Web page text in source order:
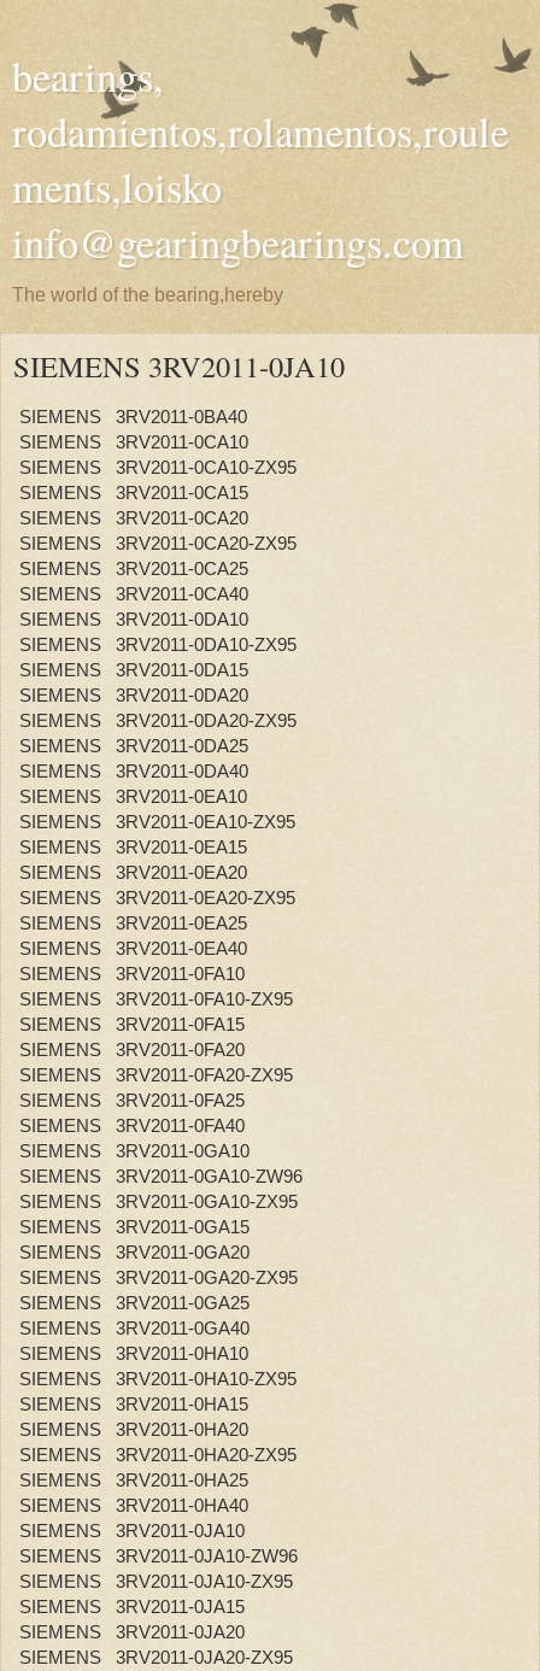
bearings,
rodamientos,rolamentos,roule
ments,loisko
info@gearingbearings.com
The world of the bearing,hereby
SIEMENS 3RV2011-0JA10
SIEMENS 3RV2011-0BA40
SIEMENS 3RV2011-0CA10
SIEMENS 3RV2011-0CA10-ZX95
SIEMENS 3RV2011-0CA15
SIEMENS 3RV2011-0CA20
SIEMENS 3RV2011-0CA20-ZX95
SIEMENS 3RV2011-0CA25
SIEMENS 3RV2011-0CA40
SIEMENS 3RV2011-0DA10
SIEMENS 3RV2011-0DA10-ZX95
SIEMENS 3RV2011-0DA15
SIEMENS 3RV2011-0DA20
SIEMENS 3RV2011-0DA20-ZX95
SIEMENS 3RV2011-0DA25
SIEMENS 3RV2011-0DA40
SIEMENS 3RV2011-0EA10
SIEMENS 3RV2011-0EA10-ZX95
SIEMENS 3RV2011-0EA15
SIEMENS 3RV2011-0EA20
SIEMENS 3RV2011-0EA20-ZX95
SIEMENS 3RV2011-0EA25
SIEMENS 3RV2011-0EA40
SIEMENS 3RV2011-0FA10
SIEMENS 3RV2011-0FA10-ZX95
SIEMENS 3RV2011-0FA15
SIEMENS 3RV2011-0FA20
SIEMENS 3RV2011-0FA20-ZX95
SIEMENS 3RV2011-0FA25
SIEMENS 3RV2011-0FA40
SIEMENS 3RV2011-0GA10
SIEMENS 3RV2011-0GA10-ZW96
SIEMENS 3RV2011-0GA10-ZX95
SIEMENS 3RV2011-0GA15
SIEMENS 3RV2011-0GA20
SIEMENS 3RV2011-0GA20-ZX95
SIEMENS 3RV2011-0GA25
SIEMENS 3RV2011-0GA40
SIEMENS 3RV2011-0HA10
SIEMENS 3RV2011-0HA10-ZX95
SIEMENS 3RV2011-0HA15
SIEMENS 3RV2011-0HA20
SIEMENS 3RV2011-0HA20-ZX95
SIEMENS 3RV2011-0HA25
SIEMENS 3RV2011-0HA40
SIEMENS 3RV2011-0JA10
SIEMENS 3RV2011-0JA10-ZW96
SIEMENS 3RV2011-0JA10-ZX95
SIEMENS 3RV2011-0JA15
SIEMENS 3RV2011-0JA20
SIEMENS 3RV2011-0JA20-ZX95